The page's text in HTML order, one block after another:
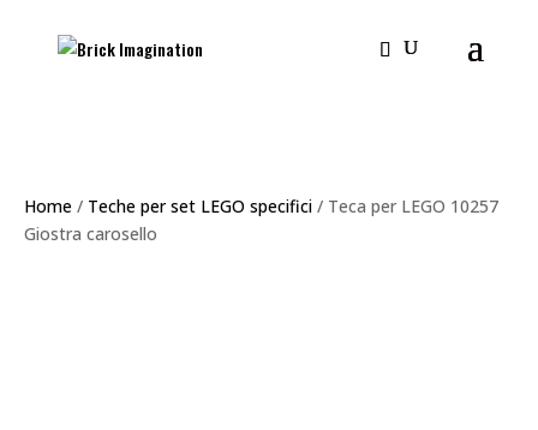
Home / Teche per set LEGO specifici / Teca per LEGO 10257
Giostra carosello